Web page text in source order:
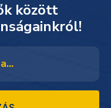
értesülj az elsők között